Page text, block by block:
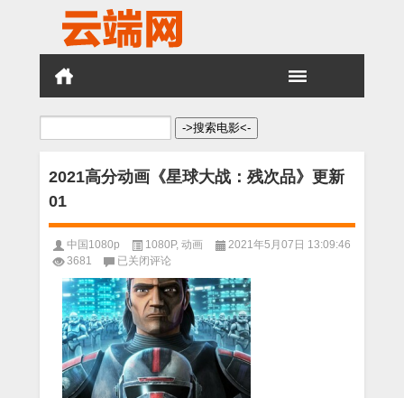
搜
2021高分动画《星球大战：残次品》更新
01
中国1080p 1080P, 动画
2021年5月07日 13:09:46
3681
2021
高
分
动
画
《星
球
大
战：
已关闭评论